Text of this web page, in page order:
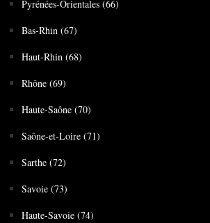
Pyrénées-Orientales (66)
Bas-Rhin (67)
Haut-Rhin (68)
Rhône (69)
Haute-Saône (70)
Saône-et-Loire (71)
Sarthe (72)
Savoie (73)
Haute-Savoie (74)